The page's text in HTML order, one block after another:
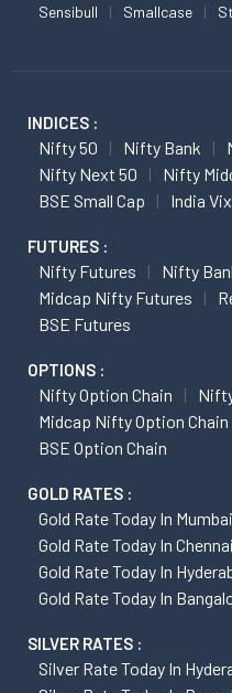
Sensibull Smallcase
INDICES :
Nifty 50 Nifty Bank
Nifty Next 50
Nifty
BSE Small Cap
India Vix
FUTURES :
Nifty Futures
Nifty
Midcap Nifty Futures
BSE Futures
OPTIONS :
Nifty Option Chain
Midcap Nifty Option Chain
BSE Option Chain
GOLD RATES :
Gold Rate Today In Mumbai
Gold Rate Today In Chennai
Gold Rate Today In
Gold Rate Today In
SILVER RATES :
Silver Rate Today In